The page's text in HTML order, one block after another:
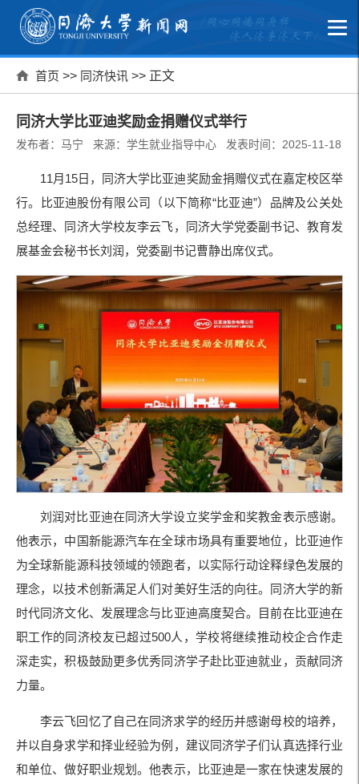
首页 >> 同济快讯 >> 正文
同济大学比亚迪奖励金捐赠仪式举行
发布者：马宁 来源：学生就业指导中心 发表时间：2025-11-18
11月15日，同济大学比亚迪奖励金捐赠仪式在嘉定校区举
行。比亚迪股份有限公司（以下简称“比亚迪”）品牌及公关处
总经理、同济大学校友李云飞，同济大学党委副书记、教育发
展基金会秘书长刘润，党委副书记曹静出席仪式。
刘润对比亚迪在同济大学设立奖学金和奖教金表示感谢。
他表示，中国新能源汽车在全球市场具有重要地位，比亚迪作
为全球新能源科技领域的领跑者，以实际行动诠释绿色发展的
理念，以技术创新满足人们对美好生活的向往。同济大学的新
时代同济文化、发展理念与比亚迪高度契合。目前在比亚迪在
职工作的同济校友已超过500人，学校将继续推动校企合作走
深走实，积极鼓励更多优秀同济学子赴比亚迪就业，贡献同济
力量。
李云飞回忆了自己在同济求学的经历并感谢母校的培养，
并以自身求学和择业经验为例，建议同济学子们认真选择行业
和单位、做好职业规划。他表示，比亚迪是一家在快速发展的